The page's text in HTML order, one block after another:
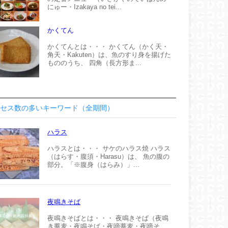
にゅー・Izakaya no tei...
かくてん
かくてんとは・・・ かくてん（かく天・
角天・Kakuten）は、魚のすり身を揚げた
もののうち、 四角（長方形ま...
ス数の多いキーワード（全期間）
ハラス
ハラスとは・・・ サケのハラス焼 ハラス
（はらす・腹須・Harasu）は、 魚の腹の
部分。「※腹身（はらみ）」...
夜鳴きそば
夜鳴きそばとは・・・ 夜鳴きそば（夜鳴
き蕎麦・夜鳴そば・夜啼蕎麦・夜啼そ